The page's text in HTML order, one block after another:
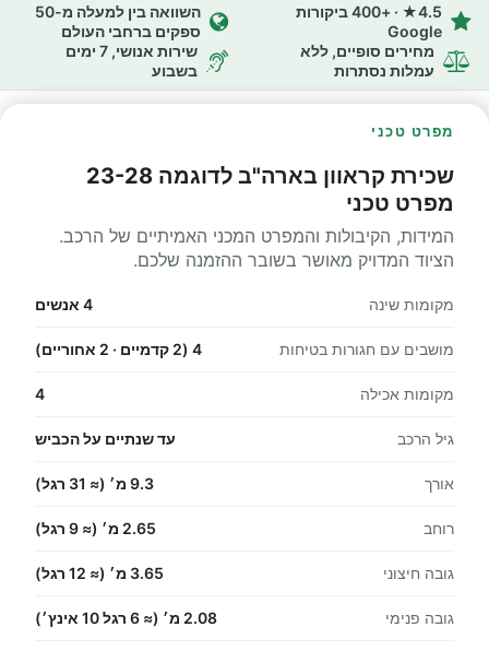
4.5★ · +400 ביקורות
Google
השוואה בין למעלה מ-50
ספקים ברחבי העולם
מחירים סופיים, ללא
עמלות נסתרות
שירות אנושי, 7 ימים
בשבוע
מפרט טכני
שכירת קראוון בארה"ב לדוגמה 23-28
מפרט טכני
המידות, הקיבולות והמפרט המכני האמיתיים של הרכב.
הציוד המדויק מאושר בשובר ההזמנה שלכם.
מקומות שינה 4 אנשים
מושבים עם חגורות בטיחות 4 (2 קדמיים · 2 אחוריים)
מקומות אכילה 4
גיל הרכב עד שנתיים על הכביש
אורך 9.3 מ׳ (≈ 31 רגל)
רוחב 2.65 מ׳ (≈ 9 רגל)
גובה חיצוני 3.65 מ׳ (≈ 12 רגל)
גובה פנימי 2.08 מ׳ (≈ 6 רגל 10 אינץ׳)